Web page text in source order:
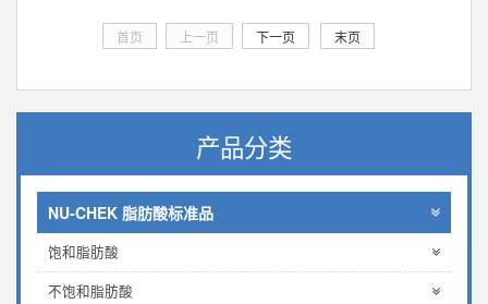
首页 上一页 下一页 末页
产品分类
NU-CHEK 脂肪酸标准品
饱和脂肪酸
不饱和脂肪酸